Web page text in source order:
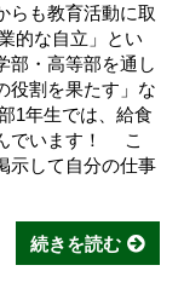
らも教育活動に取
的な自立」とい
部・高等部を通し
役割を果たす」な
1年生では、給食
でいます！ こ
示して自分の仕事
続きを読む